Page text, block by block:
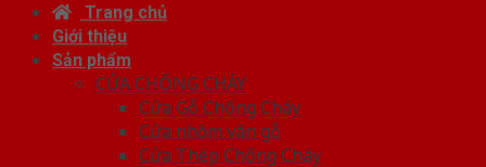
Trang chủ
Giới thiệu
Sản phẩm
CỬA CHỐNG CHÁY
Cửa Gỗ Chống Cháy
Cửa nhôm vân gỗ
Cửa Thép Chống Cháy